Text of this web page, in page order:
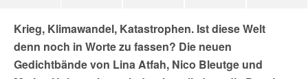
Krieg, Klimawandel, Katastrophen. Ist diese Welt
denn noch in Worte zu fassen? Die neuen
Gedichtbände von Lina Atfah, Nico Bleutge und